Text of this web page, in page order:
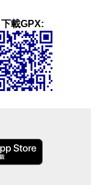
下載GPX: